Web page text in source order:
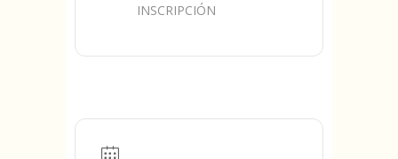
INSCRIPCIÓN